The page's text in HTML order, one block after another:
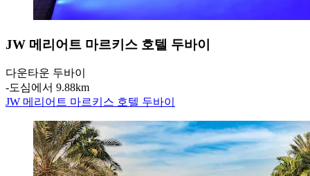
JW 메리어트 마르키스 호텔 두바이
다운타운 두바이
‐도심에서 9.88km
JW 메리어트 마르키스 호텔 두바이